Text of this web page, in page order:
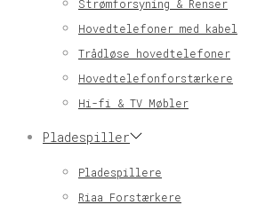
Strømforsyning & Renser
Hovedtelefoner med kabel
Trådløse hovedtelefoner
Hovedtelefonforstærkere
Hi-fi & TV Møbler
Pladespiller
Pladespillere
Riaa Forstærkere